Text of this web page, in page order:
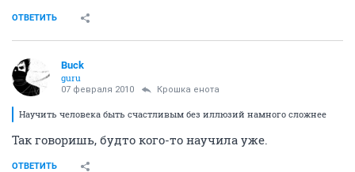
ОТВЕТИТЬ
Buck
guru
07 февраля 2010 Крошка енота
Научить человека быть счастливым без иллюзий намного сложнее
Так говоришь, будто кого-то научила уже.
ОТВЕТИТЬ